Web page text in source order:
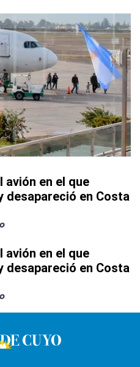
avión en el que
desapareció en Costa
avión en el que
desapareció en Costa